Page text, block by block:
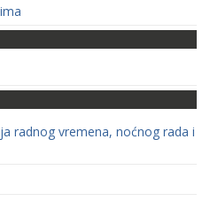
radnog vremena, noćnog rada i